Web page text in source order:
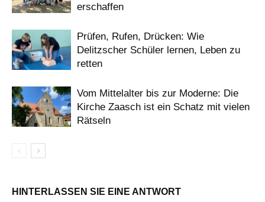
erschaffen
Prüfen, Rufen, Drücken: Wie
Delitzscher Schüler lernen, Leben zu
retten
Vom Mittelalter bis zur Moderne: Die
Kirche Zaasch ist ein Schatz mit vielen
Rätseln
HINTERLASSEN SIE EINE ANTWORT